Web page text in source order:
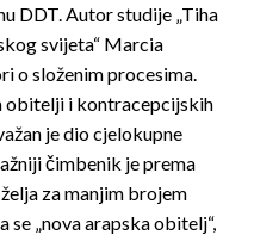
DDT. Autor studije „Tiha
svijeta“ Marcia
o složenim procesima.
obitelji i kontracepcijskih
je dio cjelokupne
čimbenik je prema
za manjim brojem
se „nova arapska obitelj“,